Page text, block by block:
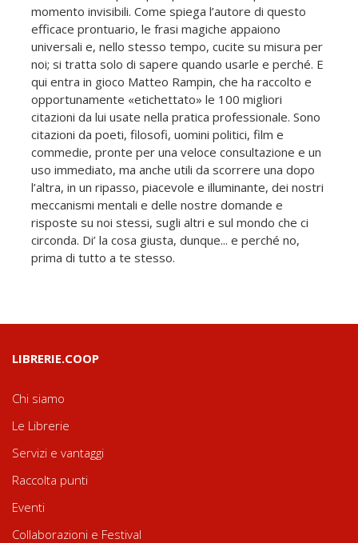
momento invisibili. Come spiega l’autore di questo
efficace prontuario, le frasi magiche appaiono
universali e, nello stesso tempo, cucite su misura per
noi; si tratta solo di sapere quando usarle e perché. E
qui entra in gioco Matteo Rampin, che ha raccolto e
opportunamente «etichettato» le 100 migliori
citazioni da lui usate nella pratica professionale. Sono
citazioni da poeti, filosofi, uomini politici, film e
commedie, pronte per una veloce consultazione e un
uso immediato, ma anche utili da scorrere una dopo
l’altra, in un ripasso, piacevole e illuminante, dei nostri
meccanismi mentali e delle nostre domande e
risposte su noi stessi, sugli altri e sul mondo che ci
circonda. Di’ la cosa giusta, dunque... e perché no,
prima di tutto a te stesso.
LIBRERIE.COOP
Chi siamo
Le Librerie
Servizi e vantaggi
Raccolta punti
Eventi
Collaborazioni e Festival